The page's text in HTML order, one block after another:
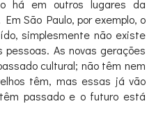
há em outros lugares da
São Paulo, por exemplo, o
simplesmente não existe
As novas gerações
cultural; não têm nem
têm, mas essas já vão
passado e o futuro está